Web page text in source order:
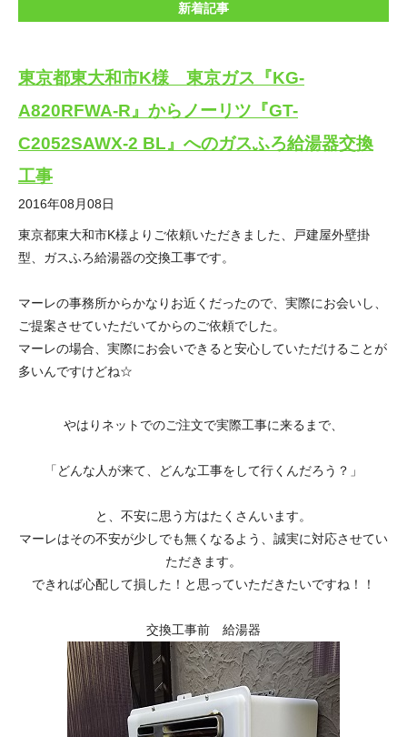
新着記事
東京都東大和市K様 東京ガス『KG-
A820RFWA-R』からノーリツ『GT-
C2052SAWX-2 BL』へのガスふろ給湯器交換
工事
2016年08月08日
東京都東大和市K様よりご依頼いただきました、戸建屋外壁掛
型、ガスふろ給湯器の交換工事です。
マーレの事務所からかなりお近くだったので、実際にお会いし、
ご提案させていただいてからのご依頼でした。
マーレの場合、実際にお会いできると安心していただけることが
多いんですけどね☆
やはりネットでのご注文で実際工事に来るまで、
「どんな人が来て、どんな工事をして行くんだろう？」
と、不安に思う方はたくさんいます。
マーレはその不安が少しでも無くなるよう、誠実に対応させてい
ただきます。
できれば心配して損した！と思っていただきたいですね！！
交換工事前 給湯器